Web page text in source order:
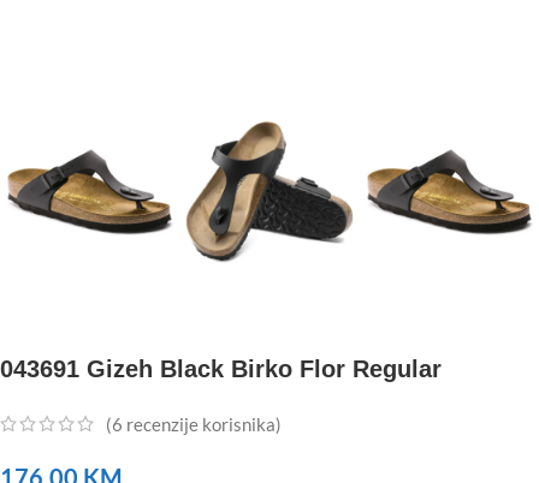
043691 Gizeh Black Birko Flor Regular
(6 recenzije korisnika)
176,00 KM